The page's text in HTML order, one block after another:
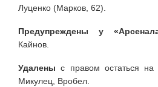
Луценко (Марков, 62).
Предупреждены у
Кайнов.
Удалены с правом остаться на
Микулец, Вробел.